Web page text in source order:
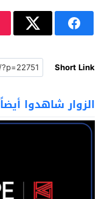
Short Link
الزوار شاهدوا أيضاً